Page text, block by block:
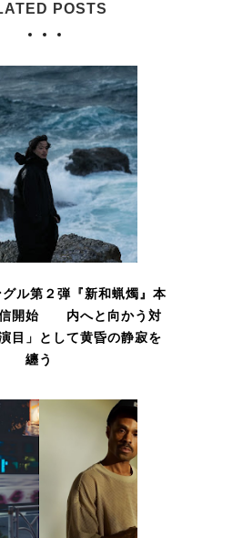
POSTS
ル第２弾『新和蝋燭』本
信開始 内へと向かう対
目」として黄昏の静寂を
纏う